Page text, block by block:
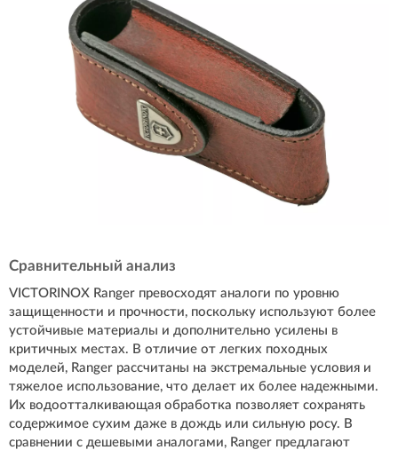
Сравнительный анализ
VICTORINOX Ranger превосходят аналоги по уровню
защищенности и прочности, поскольку используют более
устойчивые материалы и дополнительно усилены в
критичных местах. В отличие от легких походных
моделей, Ranger рассчитаны на экстремальные условия и
тяжелое использование, что делает их более надежными.
Их водоотталкивающая обработка позволяет сохранять
содержимое сухим даже в дождь или сильную росу. В
сравнении с дешевыми аналогами, Ranger предлагают